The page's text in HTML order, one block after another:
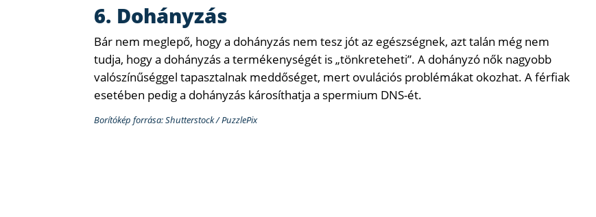
6. Dohányzás
Bár nem meglepő, hogy a dohányzás nem tesz jót az egészségnek, azt talán még nem
tudja, hogy a dohányzás a termékenységét is „tönkreteheti”. A dohányzó nők nagyobb
valószínűséggel tapasztalnak meddőséget, mert ovulációs problémákat okozhat. A férfiak
esetében pedig a dohányzás károsíthatja a spermium DNS-ét.
Borítókép forrása: Shutterstock / PuzzlePix